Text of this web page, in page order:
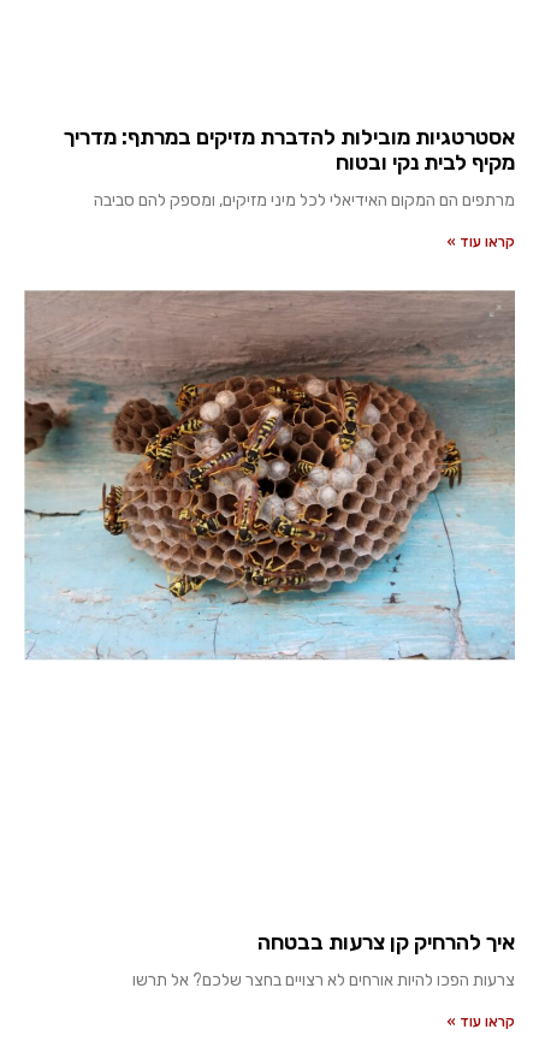
אסטרטגיות מובילות להדברת מזיקים במרתף: מדריך
מקיף לבית נקי ובטוח
מרתפים הם המקום האידיאלי לכל מיני מזיקים, ומספק להם סביבה
קראו עוד »
איך להרחיק קן צרעות בבטחה
צרעות הפכו להיות אורחים לא רצויים בחצר שלכם? אל תרשו
קראו עוד »